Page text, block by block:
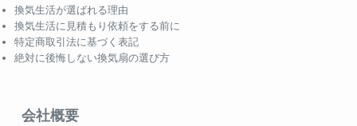
換気生活が選ばれる理由
換気生活に見積もり依頼をする前に
特定商取引法に基づく表記
絶対に後悔しない換気扇の選び方
会社概要